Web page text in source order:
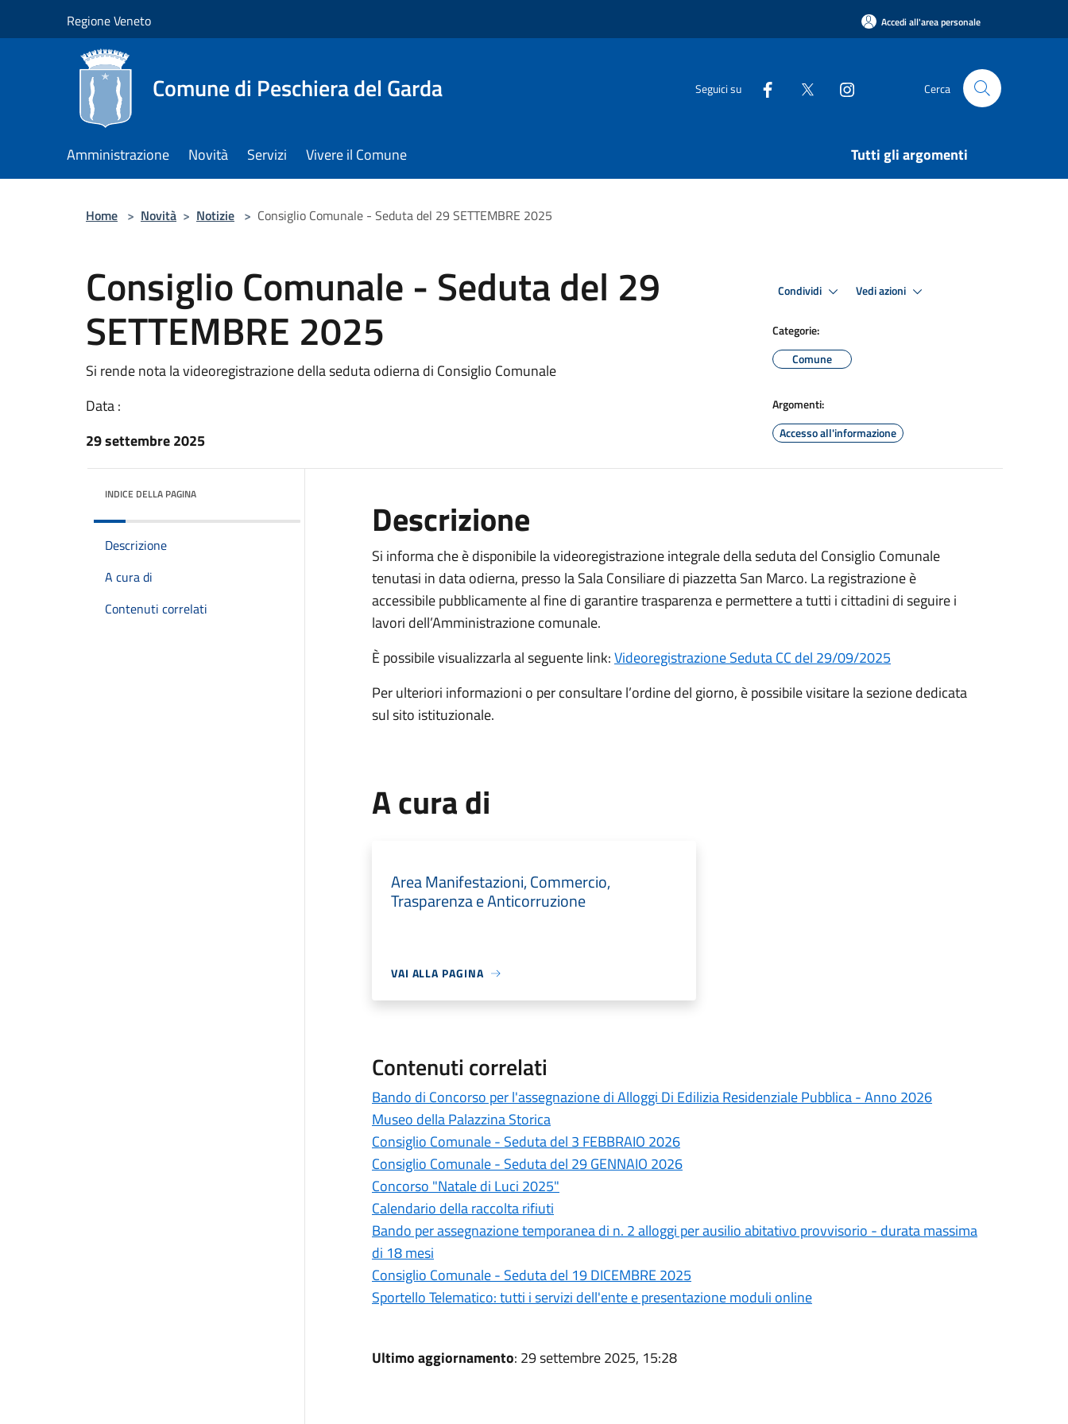
Regione Veneto Accedi all'area personale
Comune di Peschiera del Garda Seguici su Cerca
Amministrazione Novità Servizi Vivere il Comune Tutti gli argomenti
Home > Novità > Notizie > Consiglio Comunale - Seduta del 29 SETTEMBRE 2025
Consiglio Comunale - Seduta del 29
SETTEMBRE 2025
Si rende nota la videoregistrazione della seduta odierna di Consiglio Comunale
Data :
29 settembre 2025
Condividi Vedi azioni
Categorie:
Comune
Argomenti:
Accesso all'informazione
INDICE DELLA PAGINA
Descrizione
A cura di
Contenuti correlati
Descrizione
Si informa che è disponibile la videoregistrazione integrale della seduta del Consiglio Comunale
tenutasi in data odierna, presso la Sala Consiliare di piazzetta San Marco. La registrazione è
accessibile pubblicamente al fine di garantire trasparenza e permettere a tutti i cittadini di seguire i
lavori dell’Amministrazione comunale.
È possibile visualizzarla al seguente link:Videoregistrazione Seduta CC del 29/09/2025
Per ulteriori informazioni o per consultare l’ordine del giorno, è possibile visitare la sezione dedicata
sul sito istituzionale.
A cura di
Area Manifestazioni, Commercio,
Trasparenza e Anticorruzione
VAI ALLA PAGINA
Contenuti correlati
Bando di Concorso per l'assegnazione di Alloggi Di Edilizia Residenziale Pubblica - Anno 2026
Museo della Palazzina Storica
Consiglio Comunale - Seduta del 3 FEBBRAIO 2026
Consiglio Comunale - Seduta del 29 GENNAIO 2026
Concorso "Natale di Luci 2025"
Calendario della raccolta rifiuti
Bando per assegnazione temporanea di n. 2 alloggi per ausilio abitativo provvisorio - durata massima
di 18 mesi
Consiglio Comunale - Seduta del 19 DICEMBRE 2025
Sportello Telematico: tutti i servizi dell'ente e presentazione moduli online
Ultimo aggiornamento: 29 settembre 2025, 15:28